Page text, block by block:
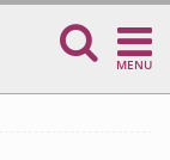
MENU